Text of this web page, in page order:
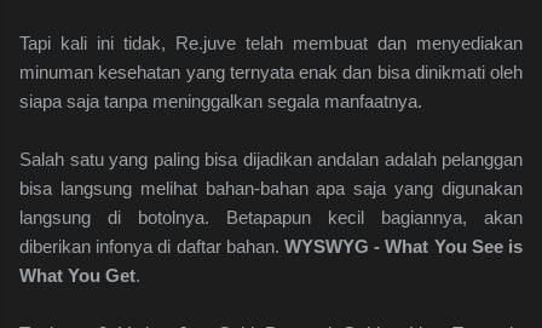
Tapi kali ini tidak, Re.juve telah membuat dan menyediakan
minuman kesehatan yang ternyata enak dan bisa dinikmati oleh
siapa saja tanpa meninggalkan segala manfaatnya.
Salah satu yang paling bisa dijadikan andalan adalah pelanggan
bisa langsung melihat bahan-bahan apa saja yang digunakan
langsung di botolnya. Betapapun kecil bagiannya, akan
diberikan infonya di daftar bahan. WYSWYG - What You See is
What You Get.